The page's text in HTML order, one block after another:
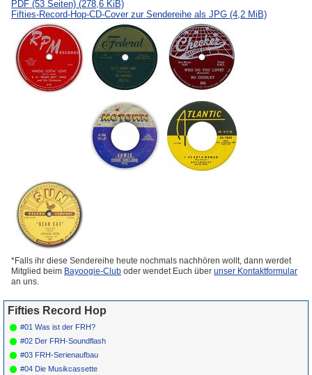
PDF (53 Seiten) (278,6 KiB)
Fifties-Record-Hop-CD-Cover zur Sendereihe als JPG (4,2 MiB)
*Falls ihr diese Sendereihe heute nochmals nachhören wollt, dann werdet
Mitglied beim Bayoogie-Club oder wendet Euch über unser Kontaktformular
an uns.
Fifties Record Hop
#01 Was ist der FRH?
#02 Der FRH-Soundflash
#03 FRH-Serienaufbau
#04 Die Musikcassette